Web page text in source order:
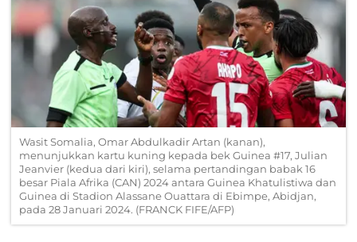
Wasit Somalia, Omar Abdulkadir Artan (kanan),
menunjukkan kartu kuning kepada bek Guinea #17, Julian
Jeanvier (kedua dari kiri), selama pertandingan babak 16
besar Piala Afrika (CAN) 2024 antara Guinea Khatulistiwa dan
Guinea di Stadion Alassane Ouattara di Ebimpe, Abidjan,
pada 28 Januari 2024. (FRANCK FIFE/AFP)